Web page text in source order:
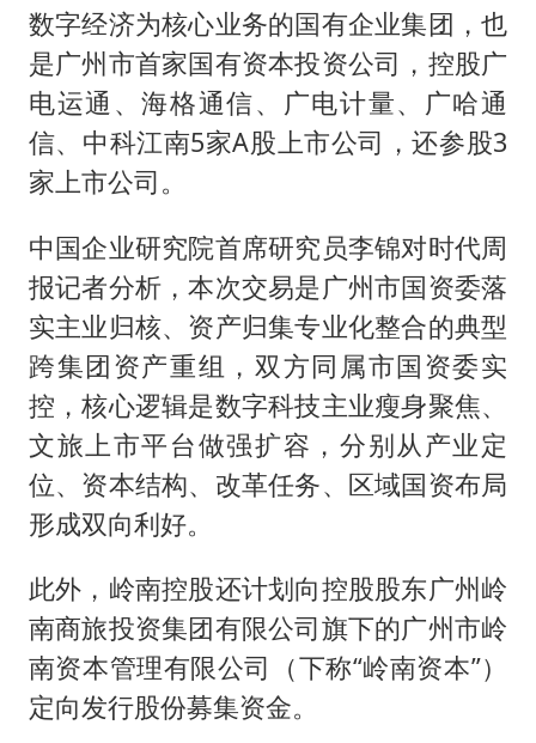
数字经济为核心业务的国有企业集团，也
是广州市首家国有资本投资公司，控股广
电运通、海格通信、广电计量、广哈通
信、中科江南5家A股上市公司，还参股3
家上市公司。
中国企业研究院首席研究员李锦对时代周
报记者分析，本次交易是广州市国资委落
实主业归核、资产归集专业化整合的典型
跨集团资产重组，双方同属市国资委实
控，核心逻辑是数字科技主业瘦身聚焦、
文旅上市平台做强扩容，分别从产业定
位、资本结构、改革任务、区域国资布局
形成双向利好。
此外，岭南控股还计划向控股股东广州岭
南商旅投资集团有限公司旗下的广州市岭
南资本管理有限公司（下称“岭南资本”）
定向发行股份募集资金。